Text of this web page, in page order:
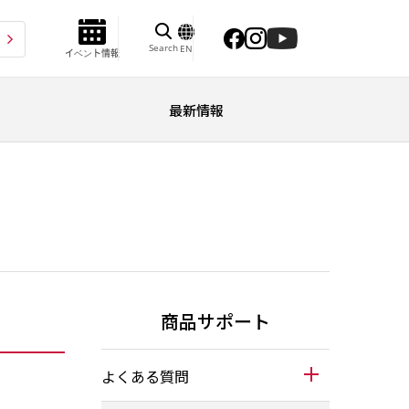
イベント情報 Search EN
最新情報
商品サポート
よくある質問